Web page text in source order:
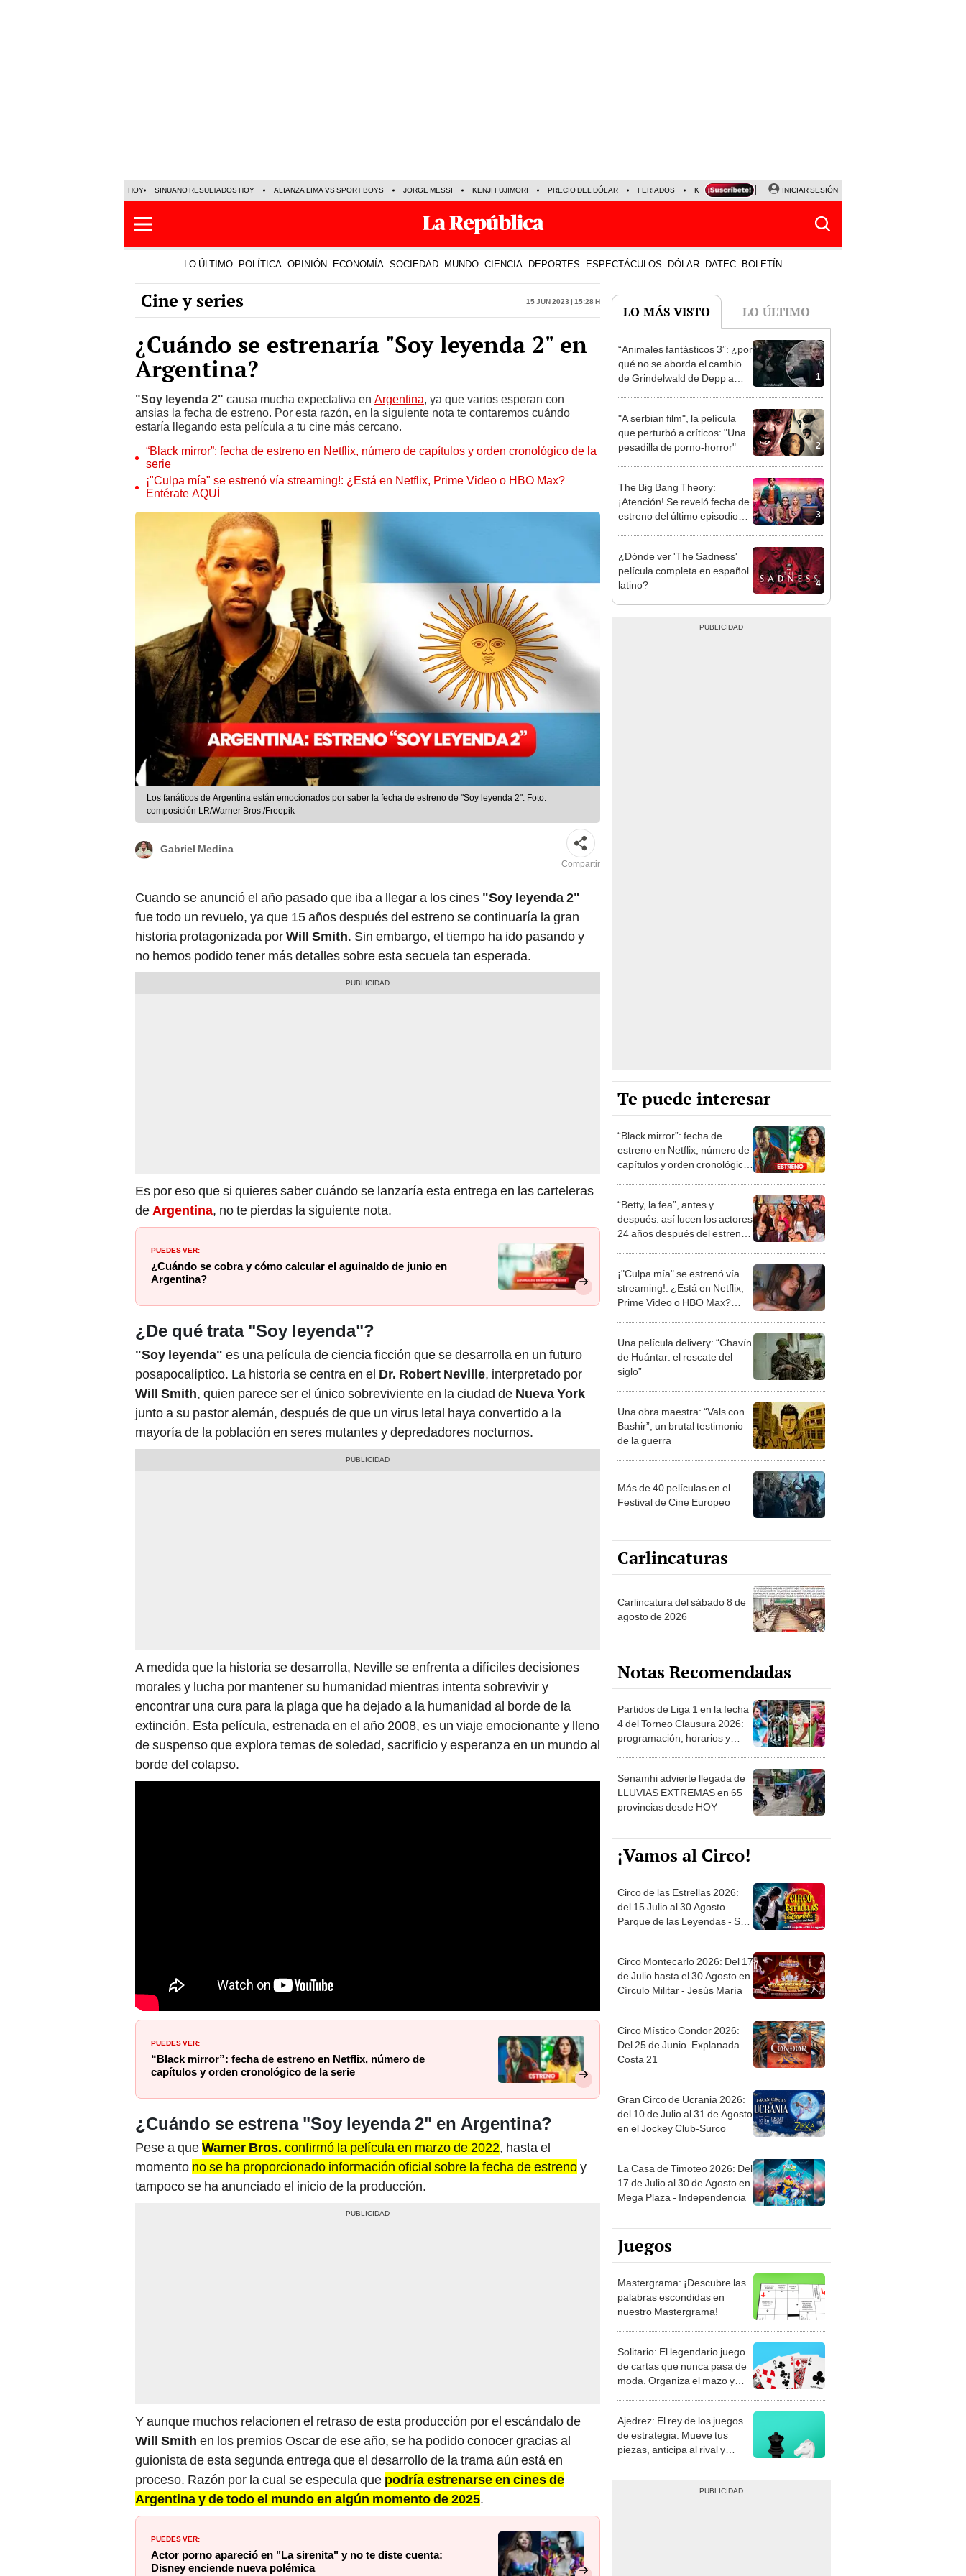
HOY SINUANO RESULTADOS HOY ALIANZA LIMA VS SPORT BOYS JORGE MESSI KENJI FUJIMORI PRECIO DEL DÓLAR FERIADOS KEIKO FUJIMORI NALDY SALDAÑA
INICIAR SESIÓN
LO ÚLTIMO POLÍTICA OPINIÓN ECONOMÍA SOCIEDAD MUNDO CIENCIA DEPORTES ESPECTÁCULOS DÓLAR DATEC BOLETÍN
Cine y series 15 Jun 2023 | 15:28 h
¿Cuándo se estrenaría "Soy leyenda 2" en
Argentina?
"Soy leyenda 2" causa mucha expectativa en Argentina, ya que varios esperan con
ansias la fecha de estreno. Por esta razón, en la siguiente nota te contaremos cuándo
estaría llegando esta película a tu cine más cercano.
“Black mirror”: fecha de estreno en Netflix, número de capítulos y orden cronológico de la
serie
¡"Culpa mía" se estrenó vía streaming!: ¿Está en Netflix, Prime Video o HBO Max?
Entérate AQUÍ
Los fanáticos de Argentina están emocionados por saber la fecha de estreno de "Soy leyenda 2". Foto:
composición LR/Warner Bros./Freepik
Gabriel Medina
Compartir
Cuando se anunció el año pasado que iba a llegar a los cines "Soy leyenda 2"
fue todo un revuelo, ya que 15 años después del estreno se continuaría la gran
historia protagonizada porWill Smith. Sin embargo, el tiempo ha ido pasando y
no hemos podido tener más detalles sobre esta secuela tan esperada.
Es por eso que si quieres saber cuándo se lanzaría esta entrega en las carteleras
deArgentina, no te pierdas la siguiente nota.
PUEDES VER:
¿Cuándo se cobra y cómo calcular el aguinaldo de junio en
Argentina?
¿De qué trata "Soy leyenda"?
"Soy leyenda" es una película de ciencia ficción que se desarrolla en un futuro
posapocalíptico. La historia se centra en el Dr. Robert Neville, interpretado por
Will Smith, quien parece ser el único sobreviviente en la ciudad de Nueva York
junto a su pastor alemán, después de que un virus letal haya convertido a la
mayoría de la población en seres mutantes y depredadores nocturnos.
A medida que la historia se desarrolla, Neville se enfrenta a difíciles decisiones
morales y lucha por mantener su humanidad mientras intenta sobrevivir y
encontrar una cura para la plaga que ha dejado a la humanidad al borde de la
extinción. Esta película, estrenada en el año 2008, es un viaje emocionante y lleno
de suspenso que explora temas de soledad, sacrificio y esperanza en un mundo al
borde del colapso.
PUEDES VER:
“Black mirror”: fecha de estreno en Netflix, número de
capítulos y orden cronológico de la serie
¿Cuándo se estrena "Soy leyenda 2" en Argentina?
Pese a queWarner Bros. confirmó la película en marzo de 2022, hasta el
momento no se ha proporcionado información oficial sobre la fecha de estrenoy
tampoco se ha anunciado el inicio de la producción.
Y aunque muchos relacionen el retraso de esta producción por el escándalo de
Will Smith en los premios Oscar de ese año, se ha podido conocer gracias al
guionista de esta segunda entrega que el desarrollo de la trama aún está en
proceso. Razón por la cual se especula que podría estrenarse en cines de
Argentina y de todo el mundo en algún momento de 2025.
PUEDES VER:
Actor porno apareció en "La sirenita" y no te diste cuenta:
Disney enciende nueva polémica
LO MÁS VISTO LO ÚLTIMO
1
“Animales fantásticos 3”: ¿por
qué no se aborda el cambio
de Grindelwald de Depp a
2
"A serbian film", la película
que perturbó a críticos: "Una
pesadilla de porno-horror"
3
The Big Bang Theory:
¡Atención! Se reveló fecha de
estreno del último episodio
4
¿Dónde ver 'The Sadness'
película completa en español
latino?
Te puede interesar
“Black mirror”: fecha de
estreno en Netflix, número de
capítulos y orden cronológico
“Betty, la fea”, antes y
después: así lucen los actores
24 años después del estreno
¡"Culpa mía" se estrenó vía
streaming!: ¿Está en Netflix,
Prime Video o HBO Max?
Una película delivery: “Chavín
de Huántar: el rescate del
siglo”
Una obra maestra: “Vals con
Bashir”, un brutal testimonio
de la guerra
Más de 40 películas en el
Festival de Cine Europeo
Carlincaturas
Carlincatura del sábado 8 de
agosto de 2026
Notas Recomendadas
Partidos de Liga 1 en la fecha
4 del Torneo Clausura 2026:
programación, horarios y
Senamhi advierte llegada de
LLUVIAS EXTREMAS en 65
provincias desde HOY
¡Vamos al Circo!
Circo de las Estrellas 2026:
del 15 Julio al 30 Agosto.
Parque de las Leyendas - San
Circo Montecarlo 2026: Del 17
de Julio hasta el 30 Agosto en
Círculo Militar - Jesús María
Circo Místico Condor 2026:
Del 25 de Junio. Explanada
Costa 21
Gran Circo de Ucrania 2026:
del 10 de Julio al 31 de Agosto
en el Jockey Club-Surco
La Casa de Timoteo 2026: Del
17 de Julio al 30 de Agosto en
Mega Plaza - Independencia
Juegos
Mastergrama: ¡Descubre las
palabras escondidas en
nuestro Mastergrama!
Solitario: El legendario juego
de cartas que nunca pasa de
moda. Organiza el mazo y
Ajedrez: El rey de los juegos
de estrategia. Mueve tus
piezas, anticipa al rival y